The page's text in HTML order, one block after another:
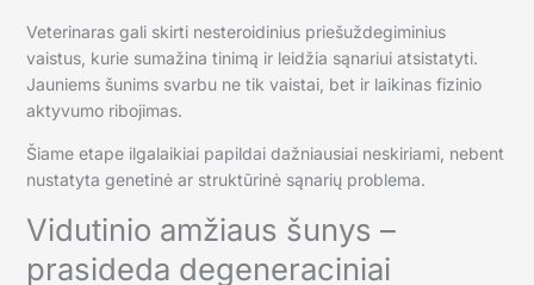
Veterinaras gali skirti nesteroidinius priešuždegiminius
vaistus, kurie sumažina tinimą ir leidžia sąnariui atsistatyti.
Jauniems šunims svarbu ne tik vaistai, bet ir laikinas fizinio
aktyvumo ribojimas.
Šiame etape ilgalaikiai papildai dažniausiai neskiriami, nebent
nustatyta genetinė ar struktūrinė sąnarių problema.
Vidutinio amžiaus šunys –
prasideda degeneraciniai